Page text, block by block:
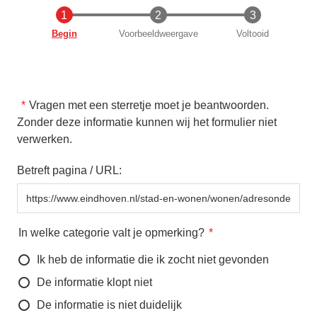
Huidige
Begin Voorbeeldweergave Voltooid
Vragen met een sterretje moet je beantwoorden.
Zonder deze informatie kunnen wij het formulier niet
verwerken.
Betreft pagina / URL:
In welke categorie valt je opmerking?
Ik heb de informatie die ik zocht niet gevonden
De informatie klopt niet
De informatie is niet duidelijk